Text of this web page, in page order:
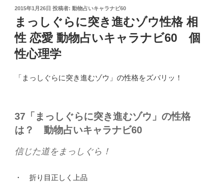
投
日:
2015年1月26日 投稿者: 動物占いキャラナビ60
まっしぐらに突き進むゾウ性格 相
性 恋愛 動物占いキャラナビ60 個
性心理学
「まっしぐらに突き進むゾウ」の性格をズバリッ！
37「まっしぐらに突き進むゾウ」の性格
は？ 動物占いキャラナビ60
信じた道をまっしぐら！
・ 折り目正しく上品